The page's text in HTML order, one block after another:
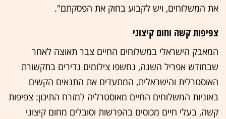
את המשלוחים, ויש לקבוע בחוק את הפסקתם".
צפיפות קשה וחום קיצוני
המאבק הישראלי במשלוחים החיים צבר תאוצה לאחר
שבחודש אפריל השנה, נחשפו צילומים נדירים בתקשורת
האוסטרלית והישראלית, המתעדים את התנאים הקשים
באוניות המשלוחים החיים מאוסטרליה למזרח התיכון: צפיפות
קשה, בעלי חיים מכוסים בהפרשות וסובלים מחום קיצוני